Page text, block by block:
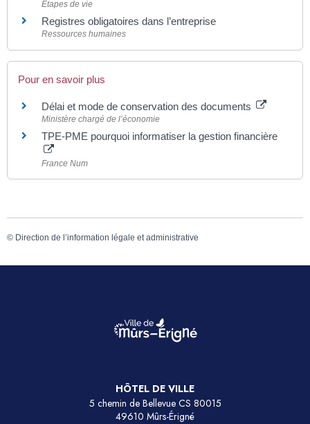
Étapes de vie
Registres obligatoires dans l’entreprise
Ressources humaines
Pour en savoir plus
Délai et mode de conservation des documents
Ministère chargé de l’économie
TPE-PME pourquoi informatiser la gestion financière
France Num
© Direction de l’information légale et administrative
HÔTEL DE VILLE
5 chemin de Bellevue CS 80015
49610 Mûrs-Érigné